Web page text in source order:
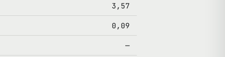
3,57
0,09
—